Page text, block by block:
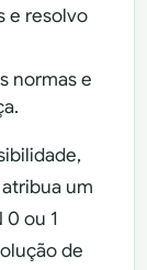
e resolvo
normas e
um
0 ou 1
de